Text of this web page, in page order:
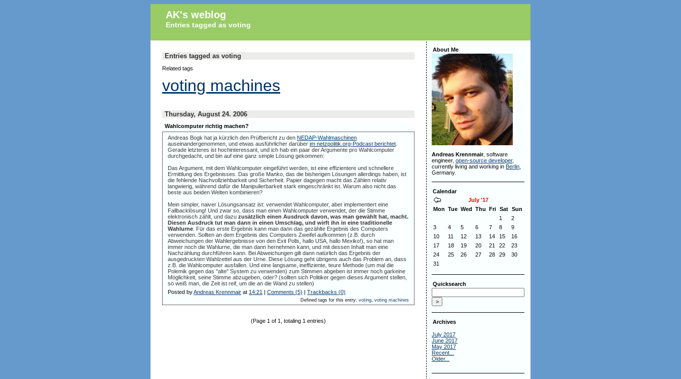
AK's weblog
Entries tagged as voting
Entries tagged as voting
Related tags
voting machines
Thursday, August 24. 2006
Wahlcomputer richtig machen?
Andreas Bogk hat ja kürzlich den Prüfbericht zu den NEDAP-Wahlmaschinen
auseinandergenommen, und etwas ausführlicher darüber im netzpolitik.org-Podcast berichtet
Gerade letzteres ist hochinteressant, und ich hab ein paar der Argumente pro Wahlcomputer
durchgedacht, und bin auf eine ganz simple Lösung gekommen:
Das Argument, mit dem Wahlcomputer eingeführt werden, ist eine effizientere und schnellere
Ermittlung des Ergebnisses. Das große Manko, das die bisherigen Lösungen allerdings haben, ist
die fehlende Nachvollziehbarkeit und Sicherheit. Papier dagegen macht das Zählen relativ
langwierig, während dafür die Manipulierbarkeit stark eingeschränkt ist. Warum also nicht das
beste aus beiden Welten kombinieren?
Mein simpler, naiver Lösungsansatz ist: verwendet Wahlcomputer, aber implementiert eine
Fallbacklösung! Und zwar so, dass man einen Wahlcomputer verwendet, der die Stimme
elektronisch zählt, und dazu zusätzlich einen Ausdruck davon, was man gewählt hat, macht.
Diesen Ausdruck tut man dann in einen Umschlag, und wirft ihn in eine traditionelle
Wahlurne . Für das erste Ergebnis kann man dann das gezählte Ergebnis des Computers
verwenden. Sollten an dem Ergebnis des Computers Zweifel aufkommen (z.B. durch
Abweichungen der Wahlergebnisse von den Exit Polls, hallo USA, hallo Mexiko!), so hat man
immer noch die Wahlurne, die man dann hernehmen kann, und mit dessen Inhalt man eine
Nachzählung durchführen kann. Bei Abweichungen gilt dann natürlich das Ergebnis der
ausgedruckten Wahlzettel aus der Urne. Diese Lösung geht übrigens auch das Problem an, dass
z.B. die Wahlcomputer ausfallen. Und eine langsame, ineffiziente, teure Methode (um mal die
Polemik gegen das "alte" System zu verwenden) zum Stimmen abgeben ist immer noch garkeine
Möglichkeit, seine Stimme abzugeben, oder? (sollten sich Politiker gegen dieses Argument stellen,
so weiß man, die Zeit ist reif, um die an die Wand zu stellen)
Posted byAndreas Krennmair at 14:21 Comments (5) Trackbacks (0)
Defined tags for this entry: voting, voting machines
(Page 1 of 1, totaling 1 entries)
About Me
Andreas Krennmair, software
engineer, open-source developer,
currently living and working in Berlin
Germany.
Calendar
July '17
Mon Tue Wed Thu Fri Sat
Sun
1
2
3
4 5 6 7 8
9
10
11 12 13 14 15
16
17
18 19 20 21 22
23
24
25 26 27 28 29
30
31
Quicksearch
Archives
July 2017
June 2017
May 2017
Recent...
Older...